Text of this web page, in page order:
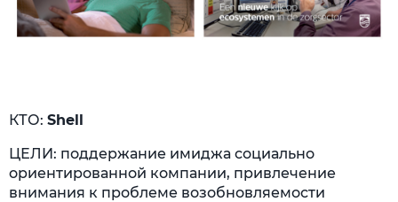
КТО: Shell
ЦЕЛИ: поддержание имиджа социально
ориентированной компании, привлечение
внимания к проблеме возобновляемости